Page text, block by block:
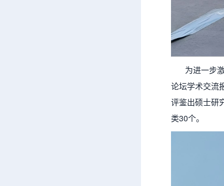
为进一步激
论坛学术交流
评鉴出硕士研
类30个。